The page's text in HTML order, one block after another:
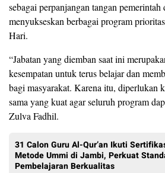
sebagai perpanjangan tangan pemerintah
menyukseskan berbagai program
Hari.
“Jabatan yang diemban saat ini
kesempatan untuk terus belajar dan
bagi masyarakat. Karena itu, diperlukan
sama yang kuat agar seluruh program
Zulva Fadhil.
31 Calon Guru Al-Qur’an Ikuti
Metode Ummi di Jambi, Perkuat
Pembelajaran Berkualitas